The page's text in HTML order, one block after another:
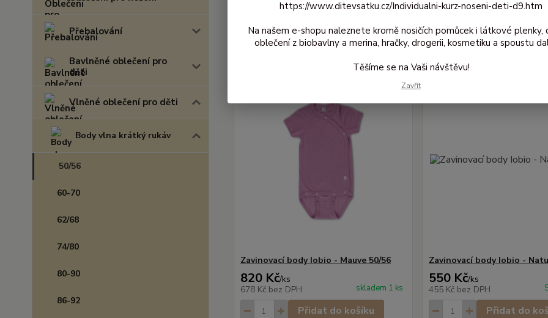
Přebalování
Bavlněné oblečení pro
děti
Vlněné oblečení pro děti
Body vlna krátký rukáv
50/56
60-70
62/68
74/80
80-90
86-92
Nejnovější Nejlevnější Nejdražší
Zobrazuji 1-4 z 4
Zavinovací body Iobio - Mauve 50/56
820 Kč/ks
678 Kč bez DPH skladem 1 ks
Přidat do košíku
Zavinovací body Iobio -
550 Kč/ks
455 Kč bez DPH
Přidat do
https://www.ditevsatku.cz/Individualni-kurz-noseni-deti-d9.htm
Na našem e-shopu naleznete kromě nosičích pomůcek i látkové plenky,
oblečení z biobavlny a merina, hračky, drogerii, kosmetiku a spoustu
Těšíme se na Vaši návštěvu!
Zavřít